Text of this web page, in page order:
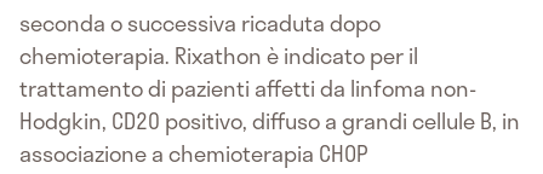
seconda o successiva ricaduta dopo
chemioterapia. Rixathon è indicato per il
trattamento di pazienti affetti da linfoma non-
Hodgkin, CD20 positivo, diffuso a grandi cellule B, in
associazione a chemioterapia CHOP